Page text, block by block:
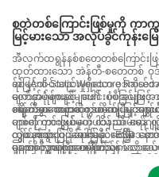
စတဲတစ်ကြောင်းဖြစ်မှုကို ကာ
မြင့်မားသော အလုပ်ခွင်ကုန်းမြေ
အီလက်ထရွန်နစ်စတေတစ်ကြောင်း
ထုတ်ထားသော အဲန်တီ-စတေတစ် ဝု
ရ်စ် (Anti-Static Woodcore
လော်အ်ရ်စ်စနစ်များ၏ ပုံစံအများအ
စရိတ်အကောင်းဆုံး အကျေးနော်မျာ
အမြင့်သိပ်သည်းမှုရှိသော ဝုဒ်ကိုယ်အ
မျက်နှာပုံများနှင့် ပေါင်းစပ်ခြ
ရောက်စွာ ပျောက်ကွယ်စေပြီး အ
များကို ကာကွယ်ပေးပါသည်။ မော်
လွယ်ကူစွာ ဝင်ရောက်နိုင်စေပြီး န
များကို လွယ်ကူစေပါသည်။
အဲန်တီ-စတေတစ် ဝုဒ်ကိုယ် မြှင့်တ
တစ်ကြောင်းဖြစ်မှုကို ထိန်းသိမ်းရ
တွင် အသုံးပြုနိုင်ပါသည်။ သို့သော်
မှုများကို အထူးအာရုံစိုက်ရန် မလိုအ
ဤစနစ်သည် အခြေခံ ESD က
လက်တွေ့ကျပြီး စရိတ်သက်သာသေ